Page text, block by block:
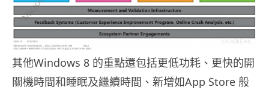
其他Windows 8 的重點還包括更低功耗、更快的開
關機時間和睡眠及繼續時間、新增如App Store 般